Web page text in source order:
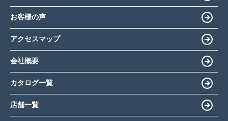
お客様の声
アクセスマップ
会社概要
カタログ一覧
店舗一覧